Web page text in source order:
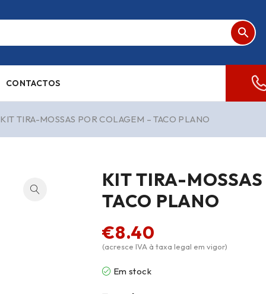
CONTACTOS
KIT TIRA-MOSSAS POR COLAGEM – TACO PLANO
KIT TIRA-
TACO PLANO
€8.40
(acresce IVA à taxa legal em vigor)
Em stock